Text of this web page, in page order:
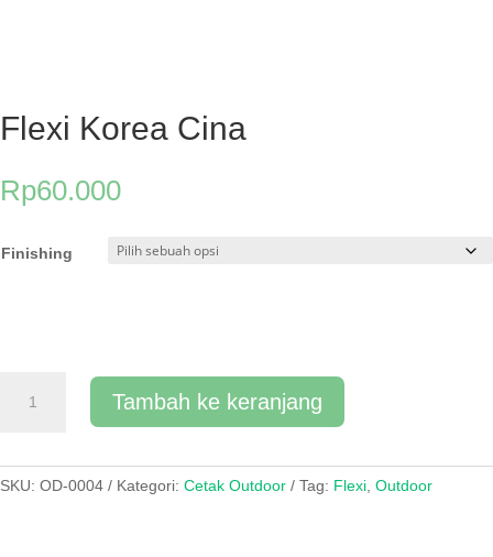
Flexi Korea Cina
Rp60.000
Finishing
Flexi
Tambah ke keranjang
SKU: OD-0004 Kategori: Cetak Outdoor Tag: Flexi Outdoor